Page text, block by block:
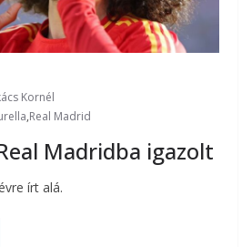
Kornél
,Real Madrid
Madridba igazolt
írt alá.